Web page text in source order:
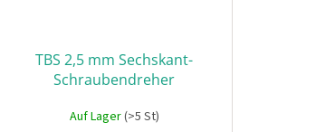
TBS 2,5 mm Sechskant-
Schraubendreher
Auf Lager(>5 St)